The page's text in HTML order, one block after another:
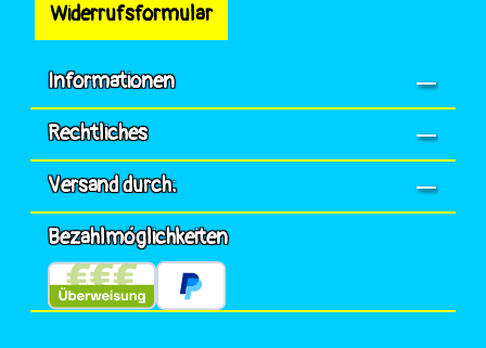
Widerrufsformular
Informationen
Rechtliches
Versand durch:
Bezahlmöglichkeiten